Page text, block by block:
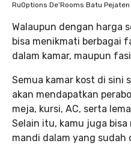
RuOptions De’Rooms Batu
Walaupun dengan harga
bisa menikmati berbagai
dalam kamar, maupun
Semua kamar kost di sini
akan mendapatkan
meja, kursi, AC, serta
Selain itu, kamu juga
mandi dalam yang sudah